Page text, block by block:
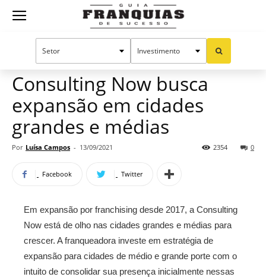
Guia
Mercado de franquias
Consulting Now busca
expansão em cidades
grandes e médias
Por Luísa Campos - 13/09/2021 0
2354
Facebook Twitter
Em expansão por franchising desde 2017, a Consulting
Now está de olho nas cidades grandes e médias para
crescer. A franqueadora investe em estratégia de
expansão para cidades de médio e grande porte com o
intuito de consolidar sua presença inicialmente nessas